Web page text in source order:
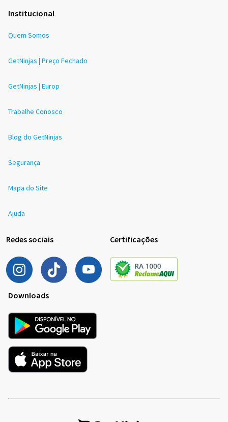
Institucional
Quem Somos
GetNinjas | Preço Fechado
GetNinjas | Europ
Trabalhe Conosco
Blog do GetNinjas
Segurança
Mapa do Site
Ajuda
Redes sociais Certificações
Downloads